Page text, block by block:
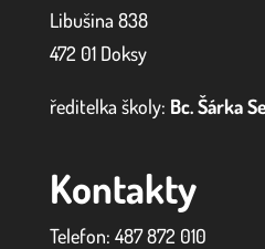
Libušina 838
472 01 Doksy
ředitelka školy: Bc. Šárka
Kontakty
Telefon: 487 872 010